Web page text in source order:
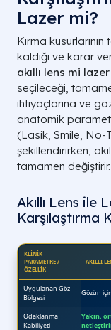
Lazer mi?
Kırma
kaldığı ve karar
akıllı lens mi
seçileceği,
ihtiyaçlarına ve
anatomik
(Lasik, Smile, No-
şekillendirirken,
tamamen değiştirir.
Akıllı Lens ile
Karşılaştırma